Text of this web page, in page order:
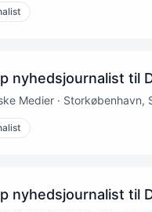
nyhedsjournalist til
Medier · Storkøbenhavn,
nyhedsjournalist til